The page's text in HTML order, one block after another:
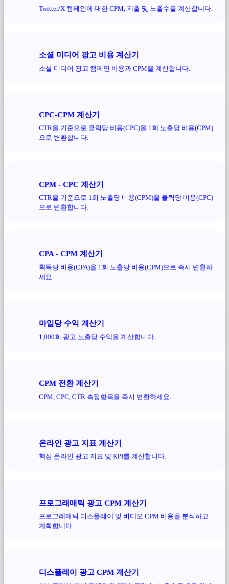
Twitter/X 캠페인에 대한 CPM, 지출 및 노출수를 계산합니다.
소셜 미디어 광고 비용 계산기
소셜 미디어 광고 캠페인 비용과 CPM을 계산합니다.
CPC-CPM 계산기
CTR을 기준으로 클릭당 비용(CPC)을 1회 노출당 비용(CPM)
으로 변환합니다.
CPM - CPC 계산기
CTR을 기준으로 1회 노출당 비용(CPM)을 클릭당 비용(CPC)
으로 변환합니다.
CPA - CPM 계산기
획득당 비용(CPA)을 1회 노출당 비용(CPM)으로 즉시 변환하
세요.
마일당 수익 계산기
1,000회 광고 노출당 수익을 계산합니다.
CPM 전환 계산기
CPM, CPC, CTR 측정항목을 즉시 변환하세요.
온라인 광고 지표 계산기
핵심 온라인 광고 지표 및 KPI를 계산합니다.
프로그래매틱 광고 CPM 계산기
프로그래매틱 디스플레이 및 비디오 CPM 비용을 분석하고
계획합니다.
디스플레이 광고 CPM 계산기